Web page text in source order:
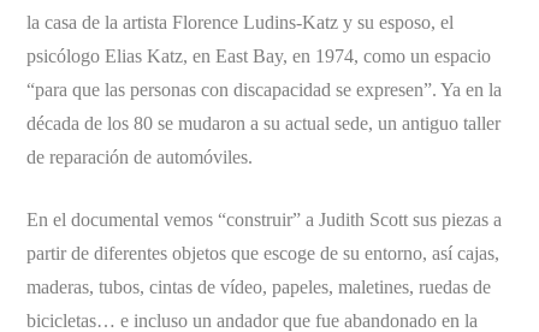
la casa de la artista Florence Ludins-Katz y su esposo, el
psicólogo Elias Katz, en East Bay, en 1974, como un espacio
“para que las personas con discapacidad se expresen”. Ya en la
década de los 80 se mudaron a su actual sede, un antiguo taller
de reparación de automóviles.
En el documental vemos “construir” a Judith Scott sus piezas a
partir de diferentes objetos que escoge de su entorno, así cajas,
maderas, tubos, cintas de vídeo, papeles, maletines, ruedas de
bicicletas… e incluso un andador que fue abandonado en la